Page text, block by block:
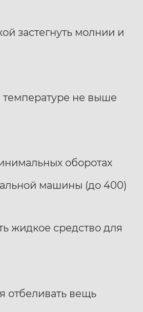
застегнуть молнии и
не выше
оборотах
машины (до 400)
жидкое средство для
отбеливать вещь